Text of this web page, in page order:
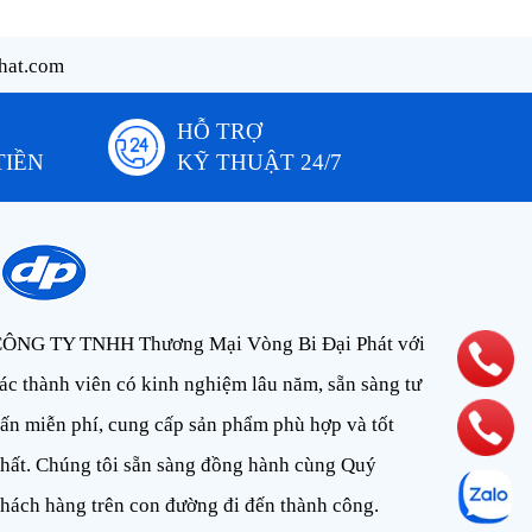
HỖ TRỢ
KỸ THUẬT 24/7
TY TNHH Thương Mại Vòng Bi Đại Phát với
thành viên có kinh nghiệm lâu năm, sẵn sàng tư
miễn phí, cung cấp sản phẩm phù hợp và tốt
Chúng tôi sẵn sàng đồng hành cùng Quý
hàng trên con đường đi đến thành công.